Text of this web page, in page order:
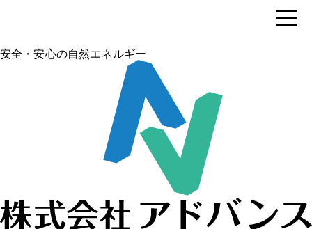
安全・安心の自然エネルギー